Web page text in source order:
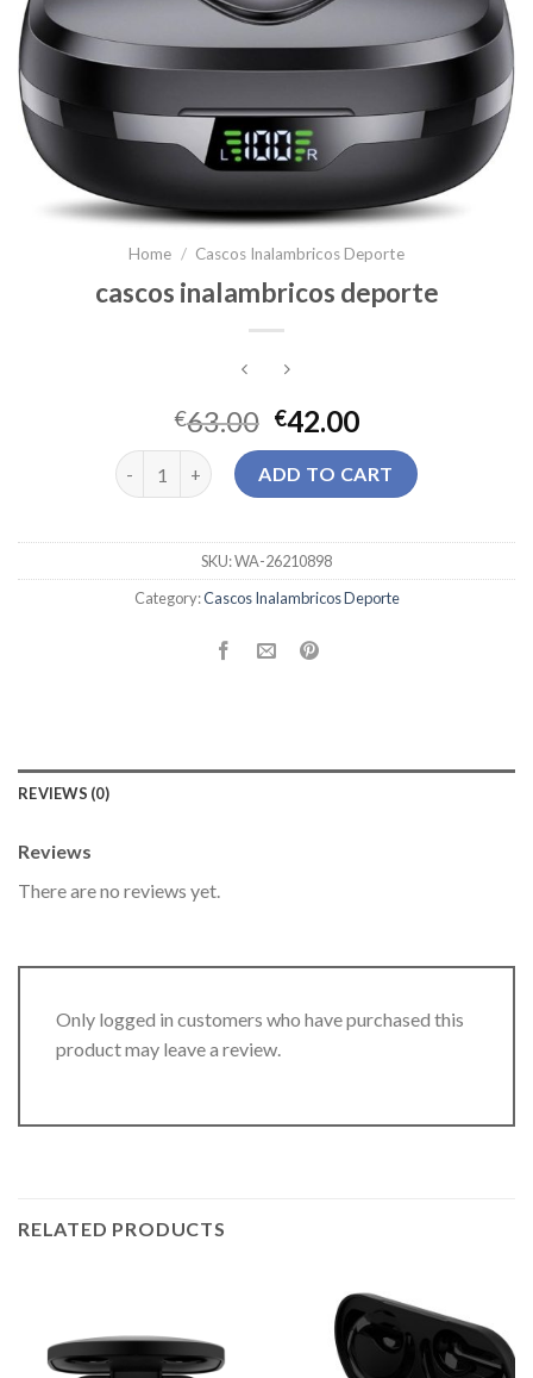
Home / Cascos Inalambricos Deporte
cascos inalambricos deporte
€63.00 €42.00
cascos inalambricos deporte quantity
ADD TO CART
SKU:WA-26210898
Category:Cascos Inalambricos Deporte
REVIEWS (0)
Reviews
There are no reviews yet.
Only logged in customers who have purchased this
product may leave a review.
RELATED PRODUCTS